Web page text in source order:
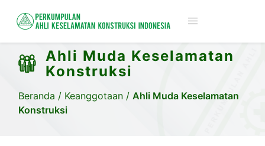
Ahli Muda Keselamatan
Konstruksi
Beranda / Keanggotaan / Ahli Muda Keselamatan
Konstruksi